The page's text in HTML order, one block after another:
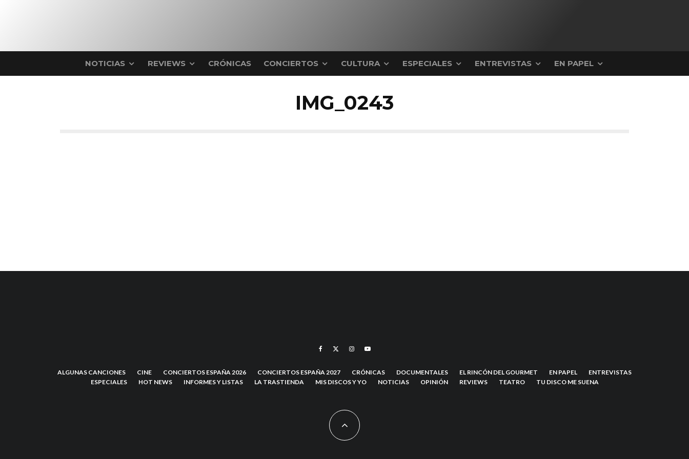
NOTICIAS REVIEWS CRÓNICAS CONCIERTOS CULTURA ESPECIALES ENTREVISTAS EN PAPEL
IMG_0243
ALGUNAS CANCIONES CINE CONCIERTOS ESPAÑA 2026 CONCIERTOS ESPAÑA 2027 CRÓNICAS DOCUMENTALES EL RINCÓN DEL GOURMET EN PAPEL
ENTREVISTAS
ESPECIALES
HOT NEWS INFORMES Y LISTAS LA TRASTIENDA MIS DISCOS Y YO NOTICIAS OPINIÓN REVIEWS TEATRO TU DISCO ME SUENA